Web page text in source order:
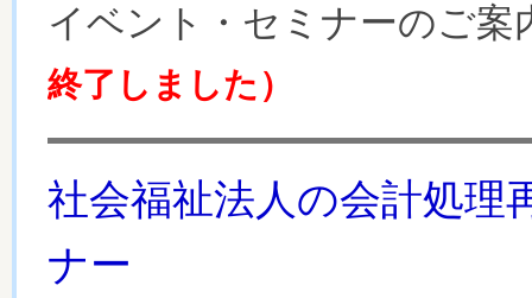
イベント・セミナーのご案
終了しました）
社会福祉法人の会計処理
ナー